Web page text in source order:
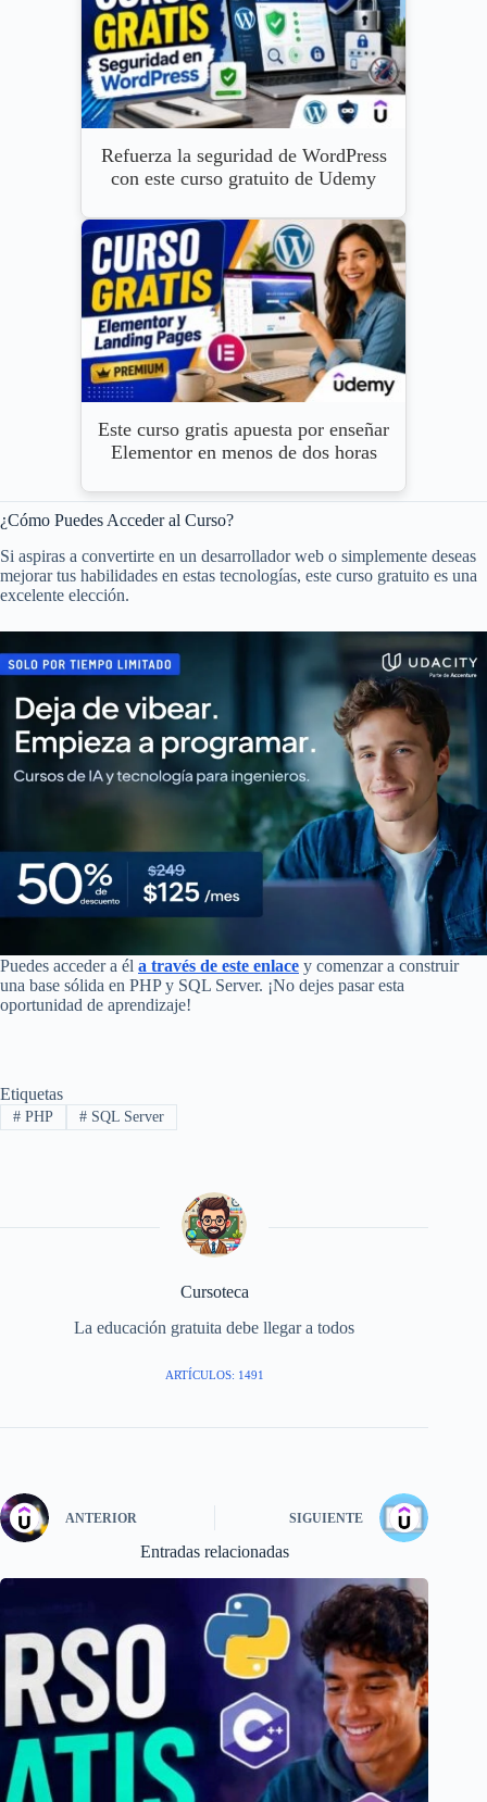
Refuerza la seguridad de WordPress
con este curso gratuito de Udemy
Este curso gratis apuesta por enseñar
Elementor en menos de dos horas
¿Cómo Puedes Acceder al Curso?
Si aspiras a convertirte en un desarrollador web o simplemente deseas
mejorar tus habilidades en estas tecnologías, este curso gratuito es una
excelente elección.
Puedes acceder a él a través de este enlace y comenzar a construir
una base sólida en PHP y SQL Server. ¡No dejes pasar esta
oportunidad de aprendizaje!
Etiquetas
#PHP #SQL Server
Cursoteca
La educación gratuita debe llegar a todos
ARTÍCULOS: 1491
ANTERIOR SIGUIENTE
Entradas relacionadas